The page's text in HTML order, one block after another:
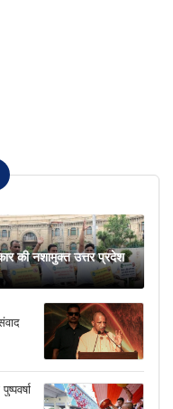
की नशामुक्त उत्तर प्रदेश